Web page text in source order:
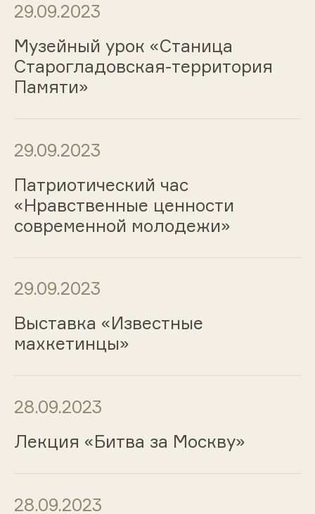
29.09.2023
Музейный урок «Станица
Старогладовская-территория
Памяти»
29.09.2023
Патриотический час
«Нравственные ценности
современной молодежи»
29.09.2023
Выставка «Известные
махкетинцы»
28.09.2023
Лекция «Битва за Москву»
28.09.2023